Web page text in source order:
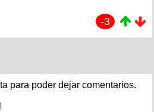
-3
para poder dejar comentarios.